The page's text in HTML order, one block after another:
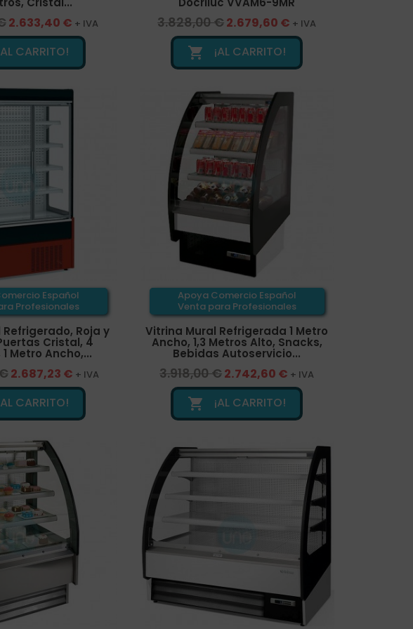
2.633,40 € + IVA
CARRITO!
3.828,00 €2.679,60 € + IVA
 ¡AL CARRITO!
Español
Profesionales
Roja y
Cristal, 4
Metro Ancho,...
2.687,23 € + IVA
CARRITO!
Apoya Comercio Español
Venta para Profesionales
Vitrina Mural Refrigerada 1 Metro
Ancho, 1,3 Metros Alto, Snacks,
Bebidas Autoservicio...
3.918,00 €2.742,60 € + IVA
 ¡AL CARRITO!